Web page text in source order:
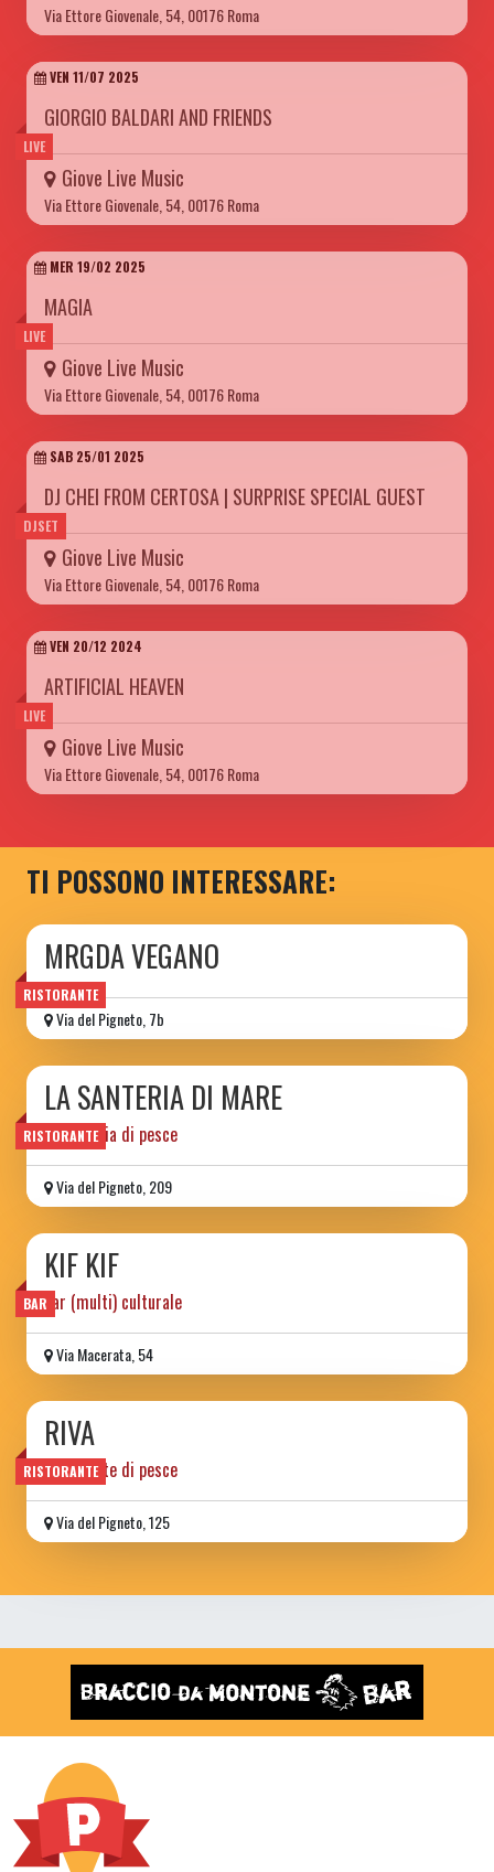
Via Ettore Giovenale, 54, 00176 Roma
LIVE
VEN 11/07 2025
GIORGIO BALDARI AND FRIENDS
Giove Live Music
Via Ettore Giovenale, 54, 00176 Roma
LIVE
MER 19/02 2025
MAGIA
Giove Live Music
Via Ettore Giovenale, 54, 00176 Roma
DJSET
SAB 25/01 2025
DJ CHEI FROM CERTOSA | SURPRISE SPECIAL GUEST
Giove Live Music
Via Ettore Giovenale, 54, 00176 Roma
LIVE
VEN 20/12 2024
ARTIFICIAL HEAVEN
Giove Live Music
Via Ettore Giovenale, 54, 00176 Roma
TI POSSONO INTERESSARE:
RISTORANTE
MRGDA VEGANO
Via del Pigneto, 7b
RISTORANTE
LA SANTERIA DI MARE
pizzicheria di pesce
Via del Pigneto, 209
BAR
KIF KIF
bar (multi) culturale
Via Macerata, 54
RISTORANTE
RIVA
Ristorante di pesce
Via del Pigneto, 125